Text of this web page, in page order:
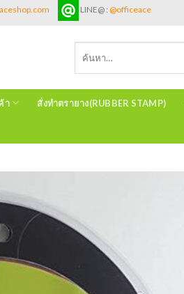
LINE@ : @officeace
า สั่งทำตรายาง(RUBBER STAMP)